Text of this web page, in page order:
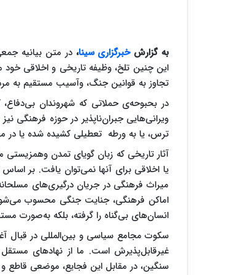
به گزارشخبرگزاری سینا،در متن بیانیه
این چنین تلخ، وظیفه تاریخی و اخلاقی خود
تجاوز به قوانین جنگ، وآسیب‌ مستقیم به
در بحبوحه‌ی حملاتی که شهروندان بی‌دفاع،
ویرانی‌هایی جبران‌ناپذیر در حوزه‌ فرهنگی
ترس، یا به ورطه تعطیلی کشیده شده یا در
آثار تاریخی که زبان گویای تمدن
میراث فرهنگی در جریان درگیری‌های
اماکن فرهنگی، جنایت جنگی محسوب می‌شود.
انسان‌های بی‌گناه را گرفته، بلکه به‌صورت
سکوت مجامع سیاسی و بین‌المللی در قبال
غیرقابل‌پذیرش است. ما از نهادهای
سنگین، در مقابل این فجایع، موضعی قاطع و